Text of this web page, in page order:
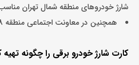
شارژ خودروهای منطقه شمال تهران
همچنین در معاونت اجتماعی منطقه 8 تهران یک ایستگاه شارژ قرار دارد.
کارت شارژ خودرو برقی را چگونه تهیه